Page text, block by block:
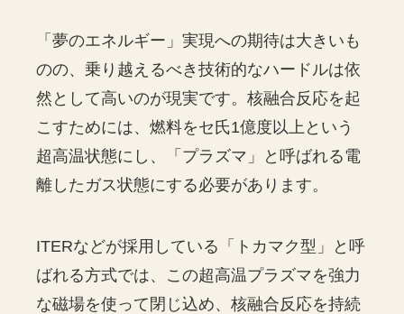
「夢のエネルギー」実現への期待は大きいも
のの、乗り越えるべき技術的なハードルは依
然として高いのが現実です。核融合反応を起
こすためには、燃料をセ氏1億度以上という
超高温状態にし、「プラズマ」と呼ばれる電
離したガス状態にする必要があります。
ITERなどが採用している「トカマク型」と呼
ばれる方式では、この超高温プラズマを強力
な磁場を使って閉じ込め、核融合反応を持続